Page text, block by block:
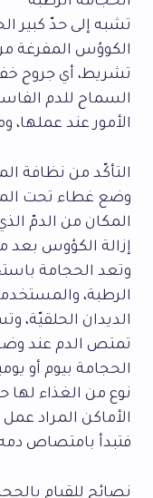
تشبه إلى حدّ كبير
الكوؤس المفرغة
تشريط، أي جروح
السماح للدم
الأمور عند عملها،
التأكّد من نظافة
وضع غطاء تحت
المكان من الدمّ
إزالة الكؤوس بعد
وتعد الحجامة
الرطبة،
الديدان الحلقيّة،
تمتص الدم عند
الحجامة بيوم أو
نوع من الغذاء
الأماكن المراد
فتبدأ بامتصاص
نصائح للقيام